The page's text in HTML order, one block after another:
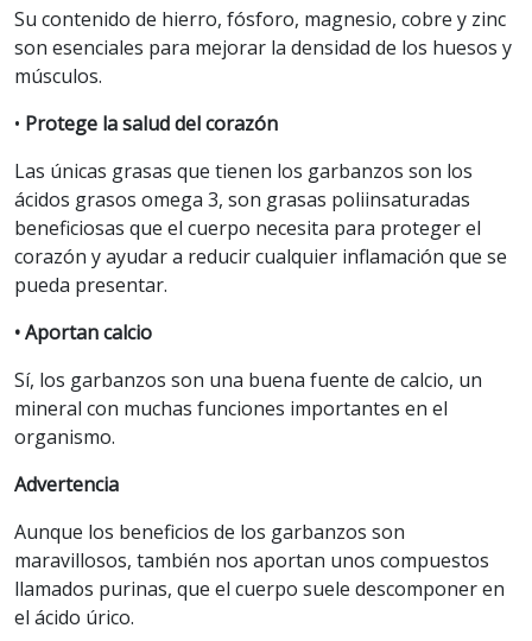
Su contenido de hierro, fósforo, magnesio, cobre y zinc
son esenciales para mejorar la densidad de los huesos y
músculos.
• Protege la salud del corazón
Las únicas grasas que tienen los garbanzos son los
ácidos grasos omega 3, son grasas poliinsaturadas
beneficiosas que el cuerpo necesita para proteger el
corazón y ayudar a reducir cualquier inflamación que se
pueda presentar.
• Aportan calcio
Sí, los garbanzos son una buena fuente de calcio, un
mineral con muchas funciones importantes en el
organismo.
Advertencia
Aunque los beneficios de los garbanzos son
maravillosos, también nos aportan unos compuestos
llamados purinas, que el cuerpo suele descomponer en
el ácido úrico.